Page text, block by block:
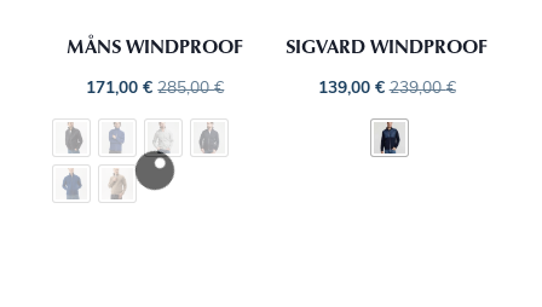
MÅNS WINDPROOF
171,00€ 285,00€
SIGVARD WINDPROOF
139,00 € 239,00€